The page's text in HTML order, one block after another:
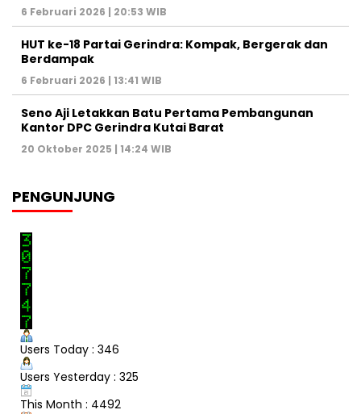
6 Februari 2026 | 20:53 WIB
HUT ke-18 Partai Gerindra: Kompak, Bergerak dan
Berdampak
6 Februari 2026 | 13:41 WIB
Seno Aji Letakkan Batu Pertama Pembangunan
Kantor DPC Gerindra Kutai Barat
20 Oktober 2025 | 14:24 WIB
PENGUNJUNG
Users Today : 346
Users Yesterday : 325
This Month : 4492